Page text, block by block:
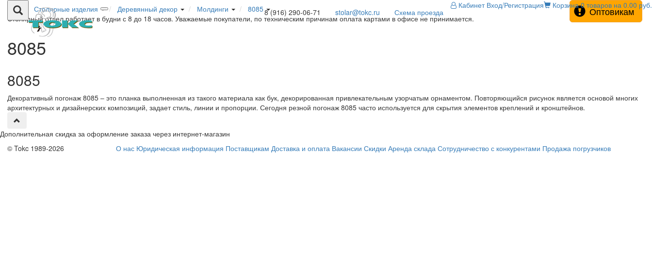
8 (916) 290-06-71 stolar@tokc.ru Схема проезда
Кабинет Вход/Регистрация Корзина 0 товаров на 0.00 руб.
Столярные изделия Деревянный декор Молдинги
8085
Столярный отдел работает в будни с 8 до 18 часов. Уважаемые покупатели, по техническим причинам оплата картами в офисе не принимается.
Оптовикам
8085
8085
Декоративный погонаж 8085 – это планка выполненная из такого материала как бук, декорированная привлекательным узорчатым орнаментом. Повторяющийся рисунок является основой многих
архитектурных и дизайнерских композиций, задает стиль, линии и пропорции. Сегодня резной погонаж 8085 часто используется для скрытия элементов креплений и кронштейнов.
Дополнительная скидка за оформление заказа через интернет-магазин
© Tokc 1989-2026
О нас Юридическая информация Поставщикам Доставка и оплата Вакансии Скидки Аренда склада Сотрудничество с конкурентами Продажа погрузчиков